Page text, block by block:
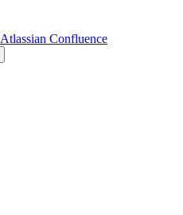
Atlassian Confluence